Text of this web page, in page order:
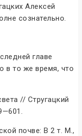
Алексей
сознательно.
главе
в то же время, что
// Стругацкий
почве: В 2 т. М.,